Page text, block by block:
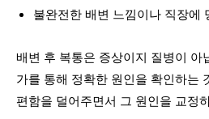
불완전한 배변 느낌이나 직장에
배변 후 복통은 증상이지 질병이 아
가를 통해 정확한 원인을 확인하는
편함을 덜어주면서 그 원인을 교정